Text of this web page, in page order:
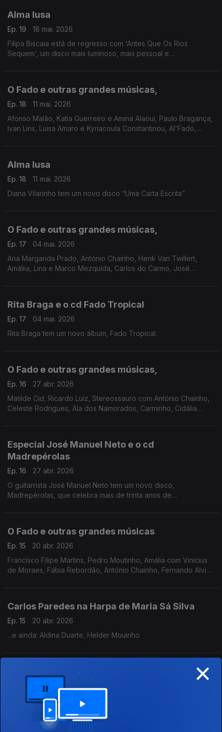
Alma lusa
Ep. 19
18 mai. 2026
Filipa Biscaia está de regresso com ‘Antes Que Os Rios
Sequem’, um disco mais luminoso, mais pessoal e
O Fado e outras grandes músicas,
Ep. 18
11 mai. 2026
Afonso Malão, Katia Guerreiro e Amina Alaoui, Paulo Bragança,
Ivan Lins, Luisa Amaro e Kyriacoula Constantinou, Al'Fado,
Alma lusa
Ep. 18
11 mai. 2026
Diana Vilarinho tem um novo disco “Uma Carta Escrita”
O Fado e outras grandes músicas,
Ep. 17
04 mai. 2026
Ana Margarida Prado, António Chainho, Henk Van Twillert,
Amáliia, Lina e Marco Mezquida, Carlos do Carmo, José
Rita Braga e o cd Fado Tropical
Ep. 17
04 mai. 2026
Rita Braga tem um novo álbum, Fado Tropical.
O Fado e outras grandes músicas,
Ep. 16
27 abr. 2026
Matilde Cid, Ricardo Luiz, Stereossauro com António Chainho,
Celeste Rodrigues, Ala dos Namorados, Carminho, Cidália
Especial José Manuel Neto e o cd
Madrepérolas
Ep. 16
27 abr. 2026
O guitarrista José Manuel Neto tem um novo disco,
Madrepérolas, que celebra mais de trinta anos de
O Fado e outras grandes músicas
Ep. 15
20 abr. 2026
Francisco Filipe Martins, Pedro Moutinho, Amália com Vinicius
de Moraes, Fábia Rebordão, António Chainho, Fernando Alvim
Carlos Paredes na Harpa de Maria Sá Silva
Ep. 15
20 abr. 2026
...e ainda: Aldina Duarte, Helder Mouinho
O Fado e outras grandes músicas,
13 abr. 2026
Luiz Goes, Cordis, Almeida Santos, Francisco Filipe Martins,
Tertúlia Coimbrã de Miratejo, Grupo de Guitarras de Coimbra,
Alfredo Correia, António Bernardino, António Brojo, José
Afonso, Antigos Orfeonistas da UC
×